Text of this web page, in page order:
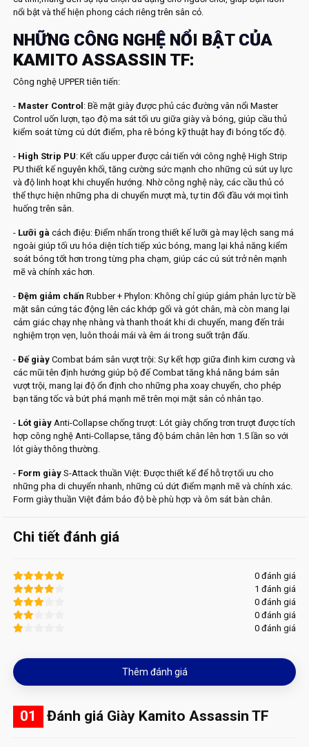
nổi bật và thể hiện phong cách riêng trên sân cỏ.
NHỮNG CÔNG NGHỆ NỔI BẬT CỦA
KAMITO ASSASSIN TF:
Công nghệ UPPER tiên tiến:
- Master Control : Bề mặt giày được phủ các đường vân nổi Master
Control uốn lượn, tạo độ ma sát tối ưu giữa giày và bóng, giúp cầu thủ
kiểm soát từng cú dứt điểm, pha rê bóng kỹ thuật hay đi bóng tốc độ.
- High Strip PU: Kết cấu upper được cải tiến với công nghệ High Strip
PU thiết kế nguyên khối, tăng cường sức mạnh cho những cú sút uy lực
và độ linh hoạt khi chuyển hướng. Nhờ công nghệ này, các cầu thủ có
thể thực hiện những pha di chuyển mượt mà, tự tin đối đầu với mọi tình
huống trên sân.
- Lưỡi gà cách điệu: Điểm nhấn trong thiết kế lưỡi gà may lệch sang má
ngoài giúp tối ưu hóa diện tích tiếp xúc bóng, mang lại khả năng kiểm
soát bóng tốt hơn trong từng pha chạm, giúp các cú sút trở nên mạnh
mẽ và chính xác hơn.
- Đệm giảm chấn Rubber + Phylon: Không chỉ giúp giảm phản lực từ bề
mặt sân cứng tác động lên các khớp gối và gót chân, mà còn mang lại
cảm giác chạy nhẹ nhàng và thanh thoát khi di chuyển, mang đến trải
nghiệm trọn vẹn, luôn thoải mái và êm ái trong suốt trận đấu.
- Đế giàyCombat bám sân vượt trội: Sự kết hợp giữa đinh kim cương và
các mũi tên định hướng giúp bộ đế Combat tăng khả năng bám sân
vượt trội, mang lại độ ổn định cho những pha xoay chuyển, cho phép
bạn tăng tốc và bứt phá mạnh mẽ trên mọi mặt sân cỏ nhân tạo.
- Lót giàyAnti-Collapse chống trượt: Lót giày chống trơn trượt được tích
hợp công nghệ Anti-Collapse, tăng độ bám chân lên hơn 1.5 lần so với
lót giày thông thường.
- Form giàyS-Attack thuần Việt: Được thiết kế để hỗ trợ tối ưu cho
những pha di chuyển nhanh, những cú dứt điểm mạnh mẽ và chính xác.
Form giày thuần Việt đảm bảo độ bè phù hợp và ôm sát bàn chân.
01 Đánh giá Giày Kamito Assassin TF
Chi tiết đánh giá
0 đánh giá
1 đánh giá
0 đánh giá
0 đánh giá
0 đánh giá
Thêm đánh giá